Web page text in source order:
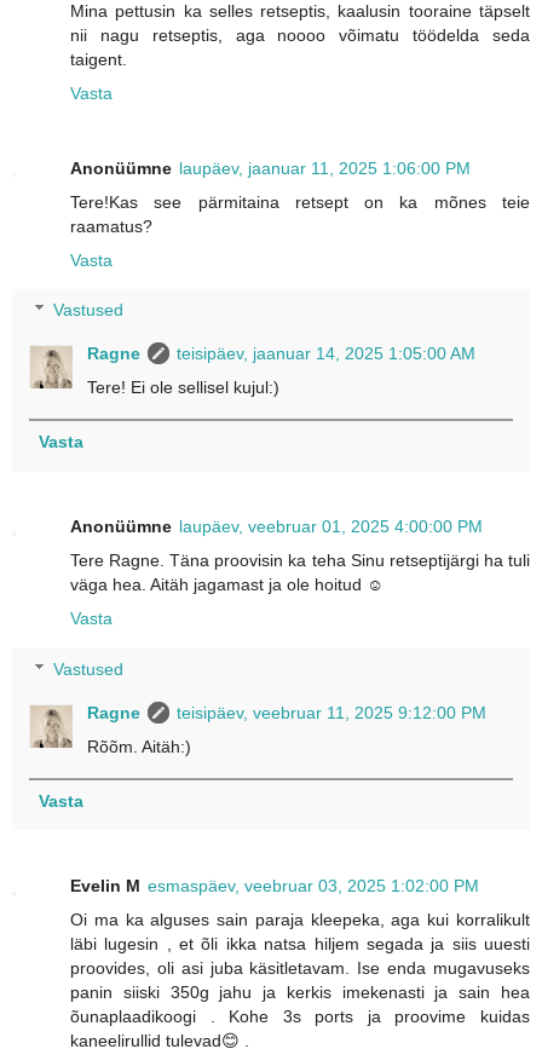
Mina pettusin ka selles retseptis, kaalusin tooraine täpselt
nii nagu retseptis, aga noooo võimatu töödelda seda
taigent.
Vasta
Anonüümne laupäev, jaanuar 11, 2025 1:06:00 PM
Tere!Kas see pärmitaina retsept on ka mõnes teie
raamatus?
Vasta
Vastused
Ragne
teisipäev, jaanuar 14, 2025 1:05:00 AM
Tere! Ei ole sellisel kujul:)
Vasta
Anonüümne laupäev, veebruar 01, 2025 4:00:00 PM
Tere Ragne. Täna proovisin ka teha Sinu retseptijärgi ha tuli
väga hea. Aitäh jagamast ja ole hoitud ☺️
Vasta
Vastused
Ragne
teisipäev, veebruar 11, 2025 9:12:00 PM
Rõõm. Aitäh:)
Vasta
Evelin M esmaspäev, veebruar 03, 2025 1:02:00 PM
Oi ma ka alguses sain paraja kleepeka, aga kui korralikult
läbi lugesin , et õli ikka natsa hiljem segada ja siis uuesti
proovides, oli asi juba käsitletavam. Ise enda mugavuseks
panin siiski 350g jahu ja kerkis imekenasti ja sain hea
õunaplaadikoogi . Kohe 3s ports ja proovime kuidas
kaneelirullid tulevad😊 .